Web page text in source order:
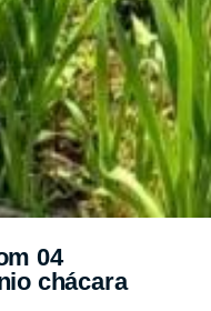
04
chácara